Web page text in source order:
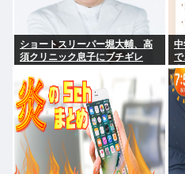
ショートスリーパー堀大輔、高
須クリニック息子にブチギレ